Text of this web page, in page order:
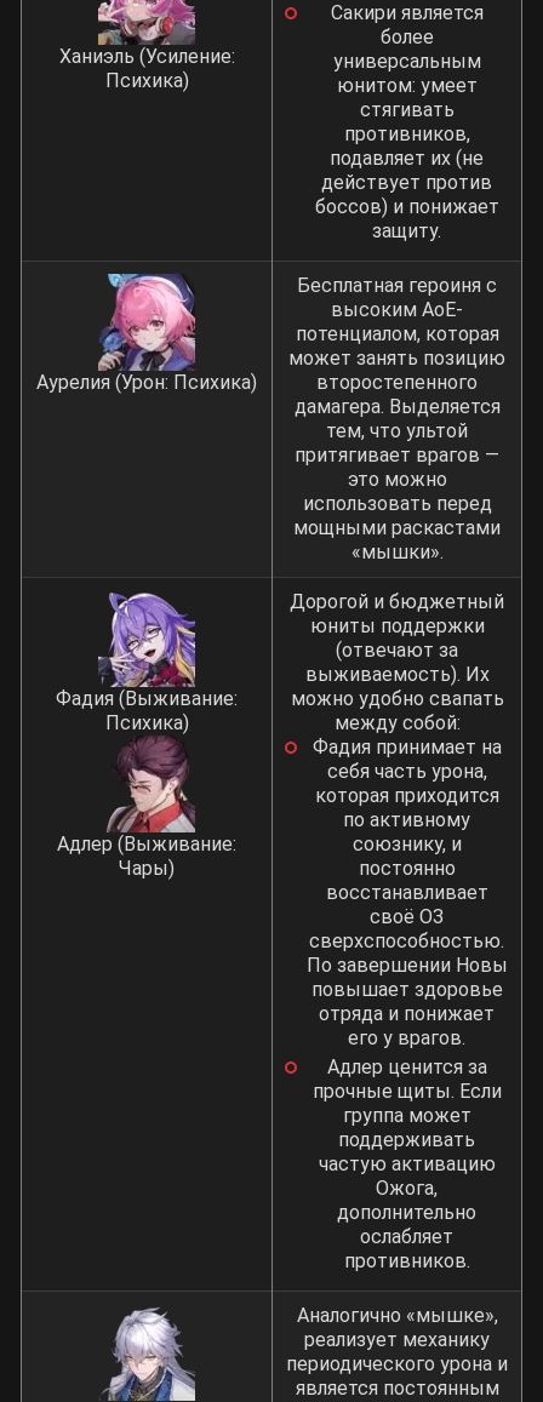
Ханиэль (Усиление:
Психика)
Сакири является
более
универсальным
юнитом: умеет
стягивать
противников,
подавляет их (не
действует против
боссов) и понижает
защиту.
Аурелия (Урон: Психика)
Бесплатная героиня с
высоким АоЕ-
потенциалом, которая
может занять позицию
второстепенного
дамагера. Выделяется
тем, что ультой
притягивает врагов —
это можно
использовать перед
мощными раскастами
«мышки».
Фадия (Выживание:
Психика)
Адлер (Выживание:
Чары)
Дорогой и бюджетный
юниты поддержки
(отвечают за
выживаемость). Их
можно удобно свапать
между собой:
Фадия принимает на
себя часть урона,
которая приходится
по активному
союзнику, и
постоянно
восстанавливает
своё ОЗ
сверхспособностью.
По завершении Новы
повышает здоровье
отряда и понижает
его у врагов.
Адлер ценится за
прочные щиты. Если
группа может
поддерживать
частую активацию
Ожога,
дополнительно
ослабляет
противников.
Аналогично «мышке»,
реализует механику
периодического урона и
является постоянным